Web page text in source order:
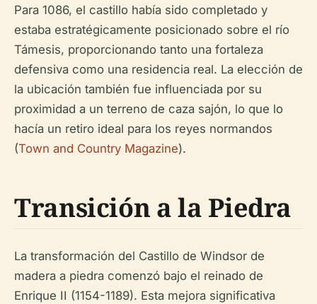
Para 1086, el castillo había sido completado y
estaba estratégicamente posicionado sobre el río
Támesis, proporcionando tanto una fortaleza
defensiva como una residencia real. La elección de
la ubicación también fue influenciada por su
proximidad a un terreno de caza sajón, lo que lo
hacía un retiro ideal para los reyes normandos
(Town and Country Magazine).
Transición a la Piedra
La transformación del Castillo de Windsor de
madera a piedra comenzó bajo el reinado de
Enrique II (1154-1189). Esta mejora significativa